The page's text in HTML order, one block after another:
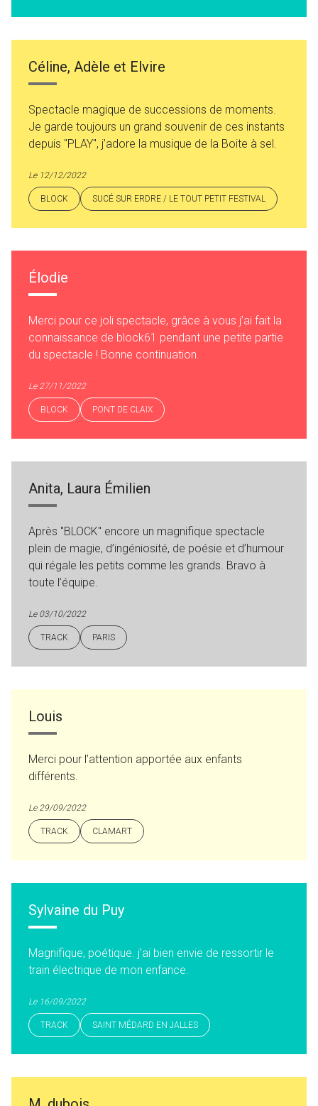
Céline, Adèle et Elvire
Spectacle magique de successions de moments.
Je garde toujours un grand souvenir de ces instants
depuis "PLAY", j’adore la musique de la Boite à sel.
Le 12/12/2022
BLOCK SUCÉ SUR ERDRE / LE TOUT PETIT FESTIVAL
Élodie
Merci pour ce joli spectacle, grâce à vous j’ai fait la
connaissance de block61 pendant une petite partie
du spectacle ! Bonne continuation.
Le 27/11/2022
BLOCK PONT DE CLAIX
Anita, Laura Émilien
Après "BLOCK" encore un magnifique spectacle
plein de magie, d’ingéniosité, de poésie et d’humour
qui régale les petits comme les grands. Bravo à
toute l’équipe.
Le 03/10/2022
TRACK PARIS
Louis
Merci pour l’attention apportée aux enfants
différents.
Le 29/09/2022
TRACK CLAMART
Sylvaine du Puy
Magnifique, poétique. j’ai bien envie de ressortir le
train électrique de mon enfance.
Le 16/09/2022
TRACK SAINT MÉDARD EN JALLES